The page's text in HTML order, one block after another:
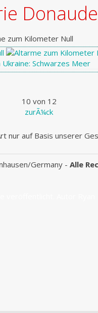
10 von 12
zurÃ¼ck
nur auf Basis unserer
Germany -Alle